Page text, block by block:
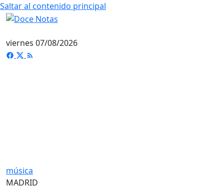
Saltar al contenido principal
viernes 07/08/2026
música
MADRID